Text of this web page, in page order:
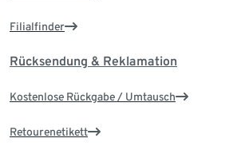
Filialfinder
Rücksendung & Reklamation
Kostenlose Rückgabe / Umtausch
Retourenetikett